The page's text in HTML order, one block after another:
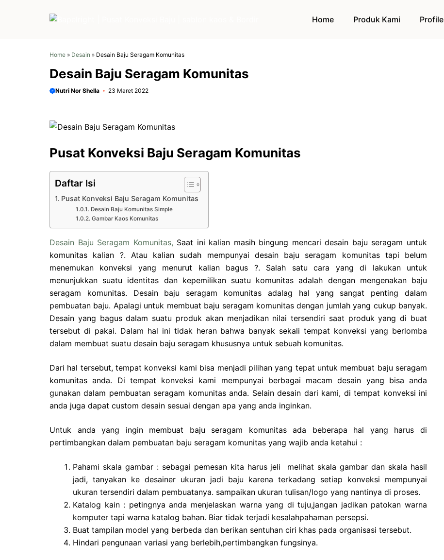
Home Produk Kami Profile
Home » Desain » Desain Baju Seragam Komunitas
Desain Baju Seragam Komunitas
Nutri Nor Shella 23 Maret 2022
Pusat Konveksi Baju Seragam Komunitas
Daftar Isi
Pusat Konveksi Baju Seragam Komunitas
Desain Baju Komunitas Simple
Gambar Kaos Komunitas
Desain Baju Seragam Komunitas, Saat ini kalian masih bingung mencari desain baju seragam untuk
komunitas kalian ?. Atau kalian sudah mempunyai desain baju seragam komunitas tapi belum
menemukan konveksi yang menurut kalian bagus ?. Salah satu cara yang di lakukan untuk
menunjukkan suatu identitas dan kepemilikan suatu komunitas adalah dengan mengenakan baju
seragam komunitas. Desain baju seragam komunitas adalag hal yang sangat penting dalam
pembuatan baju. Apalagi untuk membuat baju seragam komunitas dengan jumlah yang cukup banyak.
Desain yang bagus dalam suatu produk akan menjadikan nilai tersendiri saat produk yang di buat
tersebut di pakai. Dalam hal ini tidak heran bahwa banyak sekali tempat konveksi yang berlomba
dalam membuat suatu desain baju seragam khususnya untuk sebuah komunitas.
Dari hal tersebut, tempat konveksi kami bisa menjadi pilihan yang tepat untuk membuat baju seragam
komunitas anda. Di tempat konveksi kami mempunyai berbagai macam desain yang bisa anda
gunakan dalam pembuatan seragam komunitas anda. Selain desain dari kami, di tempat konveksi ini
anda juga dapat custom desain sesuai dengan apa yang anda inginkan.
Untuk anda yang ingin membuat baju seragam komunitas ada beberapa hal yang harus di
pertimbangkan dalam pembuatan baju seragam komunitas yang wajib anda ketahui :
Pahami skala gambar : sebagai pemesan kita harus jeli melihat skala gambar dan skala hasil
jadi, tanyakan ke desainer ukuran jadi baju karena terkadang setiap konveksi mempunyai
ukuran tersendiri dalam pembuatanya. sampaikan ukuran tulisan/logo yang nantinya di proses.
Katalog kain : petingnya anda menjelaskan warna yang di tuju,jangan jadikan patokan warna
komputer tapi warna katalog bahan. Biar tidak terjadi kesalahpahaman persepsi.
Buat tampilan model yang berbeda dan berikan sentuhan ciri khas pada organisasi tersebut.
Hindari pengunaan variasi yang berlebih,pertimbangkan fungsinya.